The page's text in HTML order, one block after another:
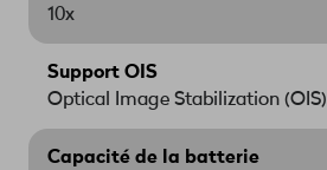
10x
Support OIS
Optical Image Stabilization (OIS)
Capacité de la batterie